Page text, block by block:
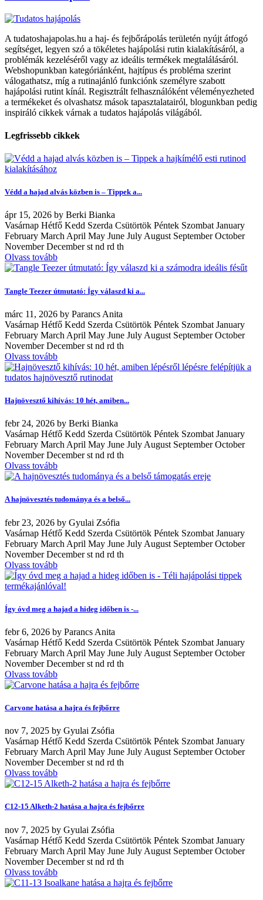
A tudatoshajapolas.hu a haj- és fejbőrápolás területén nyújt átfogó
segítséget, legyen szó a tökéletes hajápolási rutin kialakításáról, a
problémák kezeléséről vagy az ideális termékek megtalálásáról.
Webshopunkban kategóriánként, hajtípus és probléma szerint
válogathatsz, míg a rutinajánló funkciónk személyre szabott
hajápolási rutint kínál. Regisztrált felhasználóként véleményezheted
a termékeket és olvashatsz mások tapasztalatairól, blogunkban pedig
inspiráló cikkek várnak a tudatos hajápolás világából.
Legfrissebb cikkek
Védd a hajad alvás közben is – Tippek a...
ápr 15, 2026 by Berki Bianka
Vasárnap Hétfő Kedd Szerda Csütörtök Péntek Szombat January
February March April May June July August September October
November December st nd rd th
Olvass tovább
Tangle Teezer útmutató: Így válaszd ki a...
márc 11, 2026 by Parancs Anita
Vasárnap Hétfő Kedd Szerda Csütörtök Péntek Szombat January
February March April May June July August September October
November December st nd rd th
Olvass tovább
Hajnövesztő kihívás: 10 hét, amiben...
febr 24, 2026 by Berki Bianka
Vasárnap Hétfő Kedd Szerda Csütörtök Péntek Szombat January
February March April May June July August September October
November December st nd rd th
Olvass tovább
A hajnövesztés tudománya és a belső...
febr 23, 2026 by Gyulai Zsófia
Vasárnap Hétfő Kedd Szerda Csütörtök Péntek Szombat January
February March April May June July August September October
November December st nd rd th
Olvass tovább
Így óvd meg a hajad a hideg időben is -...
febr6, 2026 by Parancs Anita
Vasárnap Hétfő Kedd Szerda Csütörtök Péntek Szombat January
February March April May June July August September October
November December st nd rd th
Olvass tovább
Carvone hatása a hajra és fejbőrre
nov 7, 2025 by Gyulai Zsófia
Vasárnap Hétfő Kedd Szerda Csütörtök Péntek Szombat January
February March April May June July August September October
November December st nd rd th
Olvass tovább
C12-15 Alketh-2 hatása a hajra és fejbőrre
nov 7, 2025 by Gyulai Zsófia
Vasárnap Hétfő Kedd Szerda Csütörtök Péntek Szombat January
February March April May June July August September October
November December st nd rd th
Olvass tovább